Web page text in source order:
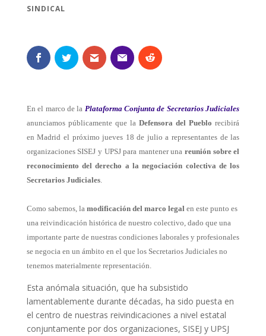
SINDICAL
En el marco de la Plataforma Conjunta de Secretarios Judiciales
anunciamos públicamente que laDefensora del Pueblo recibirá
en Madrid el próximo jueves 18 de julio a representantes de las
organizaciones SISEJ y UPSJ para mantener una reunión sobre el
reconocimiento del derecho a la negociación colectiva de los
Secretarios Judiciales.
Como sabemos, la modificación del marco legalen este punto es
una reivindicación histórica de nuestro colectivo, dado que una
importante parte de nuestras condiciones laborales y profesionales
se negocia en un ámbito en el que los Secretarios Judiciales no
tenemos materialmente representación.
Esta anómala situación, que ha subsistido
lamentablemente durante décadas, ha sido puesta en
el centro de nuestras reivindicaciones a nivel estatal
conjuntamente por dos organizaciones, SISEJ y UPSJ